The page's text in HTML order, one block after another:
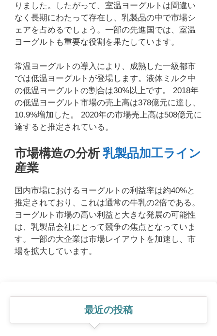
りました。したがって、室温ヨーグルトは間違い
なく長期にわたって存在し、乳製品の中で市場シ
ェアを占めるでしょう。一部の先進国では、室温
ヨーグルトも重要な役割を果たしています。
常温ヨーグルトの導入により、成熟した一級都市
では低温ヨーグルトが登場します。液体ミルク中
の低温ヨーグルトの割合は30%以上です。 2018年
の低温ヨーグルト市場の売上高は378億元に達し、
10.9%増加した。 2020年の市場売上高は508億元に
達すると推定されている。
市場構造の分析乳製品加工ライン
産業
国内市場におけるヨーグルトの利益率は約40%と
推定されており、これは通常の牛乳の2倍である。
ヨーグルト市場の高い利益と大きな発展の可能性
は、乳製品会社にとって競争の焦点となっていま
す。一部の大企業は市場レイアウトを加速し、市
場を拡大しています。
最近の投稿